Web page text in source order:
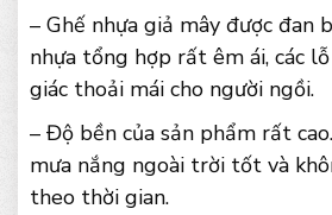
– Ghế nhựa giả mây được đan
nhựa tổng hợp rất êm ái, các
giác thoải mái cho người ngồi.
– Độ bền của sản phẩm rất
mưa nắng ngoài trời tốt và
theo thời gian.